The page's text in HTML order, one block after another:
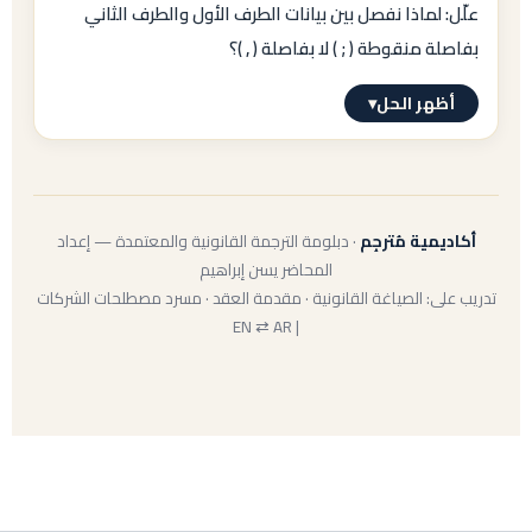
/ «يُحظر». أما
تأديبي أو جنحة فقط.
علّل: لماذا نفصل بين بيانات الطرف الأول والطرف الثاني
بفاصلة منقوطة ( ; ) لا بفاصلة ( , )؟
أظهر الحل▾
لأن الفاصلة المنقوطة ( ; ) تفصل بينوحدات
معلوماتية مختلفة/مستقلة— وبيانات كل طرف
وحدة قائمة بذاتها. أما الفاصلة ( , ) فتُستخدم للعناصر
المتشابهةمن نفس النوع داخل بيانات الطرف الواحد
(كقائمة الاسم والجنسية ورقم الهوية).
أكاديمية مُترجِم· دبلومة الترجمة القانونية والمعتمدة — إعداد
المحاضر يسن إبراهيم
تدريب على: الصياغة القانونية · مقدمة العقد · مسرد مصطلحات الشركات
| EN ⇄ AR